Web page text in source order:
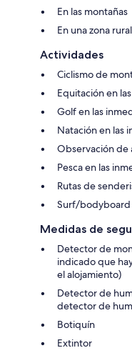
En las montañas
En una zona rural
Actividades
Ciclismo de
Equitación en
Golf en las
Natación en las
Observación de
Pesca en las
Rutas de
Surf/bodyboard
Medidas de
Detector de
indicado que
el alojamiento)
Detector de
detector de
Botiquín
Extintor